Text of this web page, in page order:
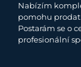
Nabízím
pomohu
Postarám se o
profesionální